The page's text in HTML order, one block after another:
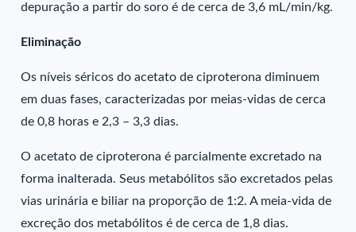
depuração a partir do soro é de cerca de 3,6 mL/min/kg.
Eliminação
Os níveis séricos do acetato de ciproterona diminuem
em duas fases, caracterizadas por meias-vidas de cerca
de 0,8 horas e 2,3 – 3,3 dias.
O acetato de ciproterona é parcialmente excretado na
forma inalterada. Seus metabólitos são excretados pelas
vias urinária e biliar na proporção de 1:2. A meia-vida de
excreção dos metabólitos é de cerca de 1,8 dias.